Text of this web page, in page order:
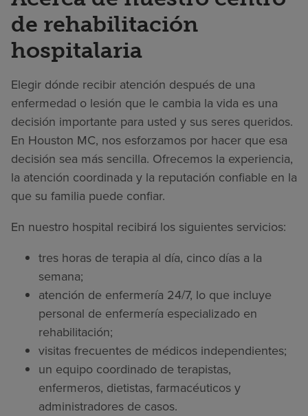
de rehabilitación
hospitalaria
Elegir dónde recibir atención después de una
enfermedad o lesión que le cambia la vida es una
decisión importante para usted y sus seres queridos.
En Houston MC, nos esforzamos por hacer que esa
decisión sea más sencilla. Ofrecemos la experiencia,
la atención coordinada y la reputación confiable en la
que su familia puede confiar.
En nuestro hospital recibirá los siguientes servicios:
tres horas de terapia al día, cinco días a la
semana;
atención de enfermería 24/7, lo que incluye
personal de enfermería especializado en
rehabilitación;
visitas frecuentes de médicos independientes;
un equipo coordinado de terapistas,
enfermeros, dietistas, farmacéuticos y
administradores de casos.